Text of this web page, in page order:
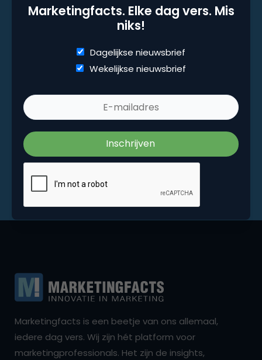
Marketingfacts. Elke dag vers. Mis
niks!
Dagelijkse nieuwsbrief
Wekelijkse nieuwsbrief
Dagelijkse nieuwsbrief
Marketingfacts is een beetje van ons allemaal,
iedere dag vers. Wij zijn hét platform voor
marketingprofessionals. Het zijn de insights,